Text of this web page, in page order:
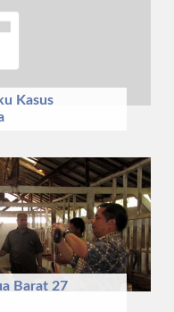
Kasus
Barat 27